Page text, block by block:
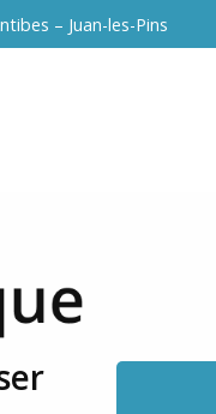
– Juan-les-Pins